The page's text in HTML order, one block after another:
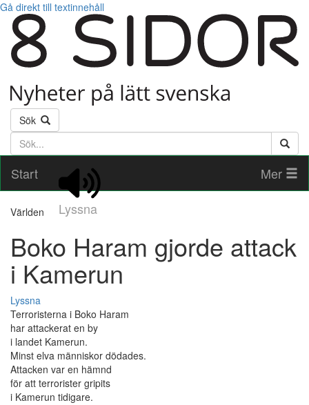
Gå direkt till textinnehåll
Sök
Söktext
Start
Lyssna
Mer
Världen
Boko Haram gjorde attack
i Kamerun
Lyssna
Terroristerna i Boko Haram
har attackerat en by
i landet Kamerun.
Minst elva människor dödades.
Attacken var en hämnd
för att terrorister gripits
i Kamerun tidigare.